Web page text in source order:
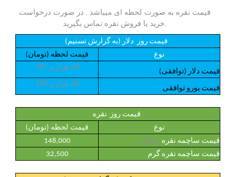
قیمت نقره به صورت لحظه ای میباشد . در صورت درخواست
قیمت لحظه (تومان)
نوع
39 هزار و 391
قیمت دلار (توافقی)
42 هزار و 370
قیمت یورو توافقی
قیمت لحظه (تومان)
نوع
148,000
قیمت ساچمه نقره مثقال
32,500 قیمت ساچمه نقره گرم